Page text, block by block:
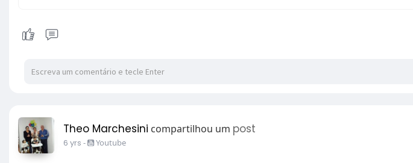
Theo Marchesini compartilhou um post
6 yrs - Youtube